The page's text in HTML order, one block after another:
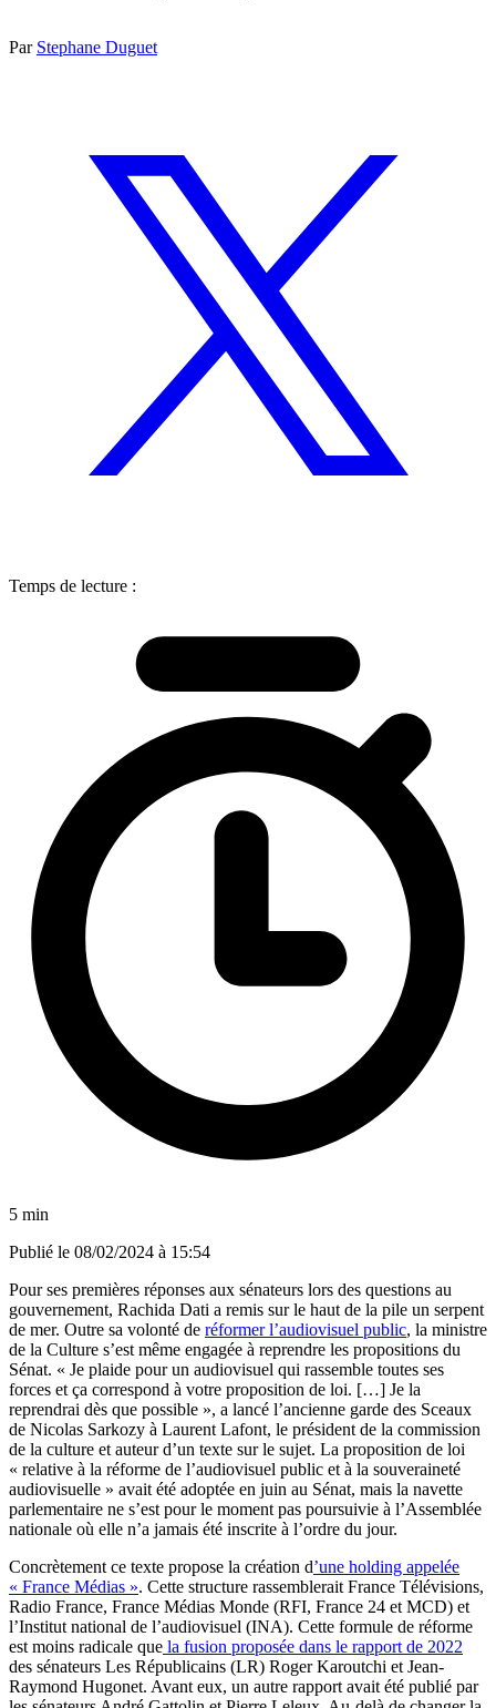
Par Stephane Duguet
Temps de lecture :
5 min
Publié le 08/02/2024 à 15:54
Pour ses premières réponses aux sénateurs lors des questions au
gouvernement, Rachida Dati a remis sur le haut de la pile un serpent
de mer. Outre sa volonté de réformer l’audiovisuel public, la ministre
de la Culture s’est même engagée à reprendre les propositions du
Sénat. « Je plaide pour un audiovisuel qui rassemble toutes ses
forces et ça correspond à votre proposition de loi. […] Je la
reprendrai dès que possible », a lancé l’ancienne garde des Sceaux
de Nicolas Sarkozy à Laurent Lafont, le président de la commission
de la culture et auteur d’un texte sur le sujet. La proposition de loi
« relative à la réforme de l’audiovisuel public et à la souveraineté
audiovisuelle » avait été adoptée en juin au Sénat, mais la navette
parlementaire ne s’est pour le moment pas poursuivie à l’Assemblée
nationale où elle n’a jamais été inscrite à l’ordre du jour.
Concrètement ce texte propose la création d’une holding appelée
« France Médias ». Cette structure rassemblerait France Télévisions,
Radio France, France Médias Monde (RFI, France 24 et MCD) et
l’Institut national de l’audiovisuel (INA). Cette formule de réforme
est moins radicale que la fusion proposée dans le rapport de 2022
des sénateurs Les Républicains (LR) Roger Karoutchi et Jean-
Raymond Hugonet. Avant eux, un autre rapport avait été publié par